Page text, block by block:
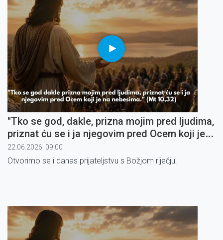
"Tko se god, dakle, prizna mojim pred ljudima,
priznat ću se i ja njegovim pred Ocem koji je
na nebesima" (2)
22.06.2026. 09:00
Otvorimo se i danas prijateljstvu s Božjom riječju.